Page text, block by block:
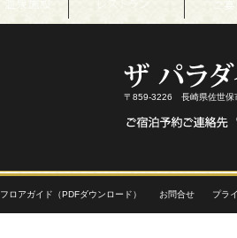
〒859-3226 長崎県佐世保
フロアガイド（PDFダウンロード） お問合せ プラ